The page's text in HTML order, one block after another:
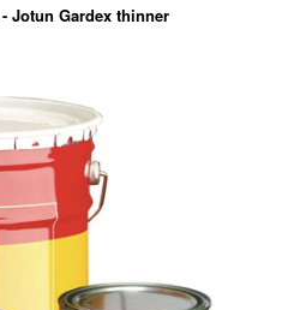
Jotun Gardex thinner